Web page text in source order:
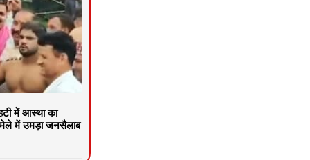
में आस्था का
मेले में उमड़ा जनसैलाब